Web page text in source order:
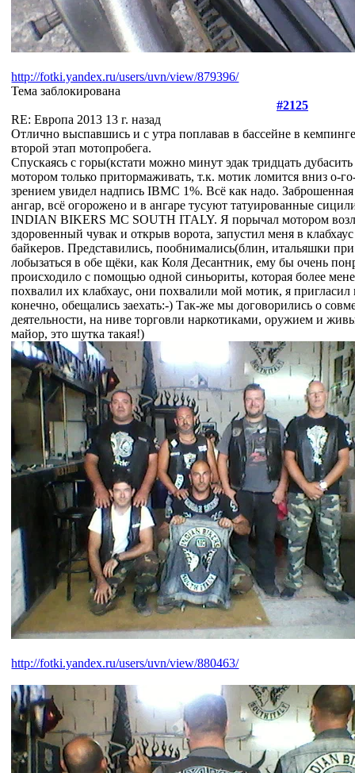
http://fotki.yandex.ru/users/uvn/view/879396/
Тема заблокирована
#2125
RE: Европа 2013 13 г. назад
Отлично выспавшись и с утра поплавав в бассейне в
второй этап мотопробега.
Спускаясь с горы(кстати можно минут эдак тридцать
мотором только притормаживать, т.к. мотик ломится вниз о-
зрением увидел надпись IBMC 1%. Всё как надо. Заброшенная
ангар, всё огорожено и в ангаре тусуют татуированные
INDIAN BIKERS MC SOUTH ITALY. Я порычал мотором
здоровенный чувак и открыв ворота, запустил меня в
байкеров. Представились, пообнимались(блин, итальяшки
лобызаться в обе щёки, как Коля Десантник, ему бы очень
происходило с помощью одной синьориты, которая более
похвалил их клабхаус, они похвалили мой мотик, я пригласил
конечно, обещались заехать:-) Так-же мы договорились о
деятельности, на ниве торговли наркотиками, оружием и
майор, это шутка такая!)
http://fotki.yandex.ru/users/uvn/view/880463/